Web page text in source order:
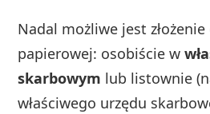
Nadal możliwe jest
papierowej: osobiście w
skarbowym lub listownie
właściwego urzędu